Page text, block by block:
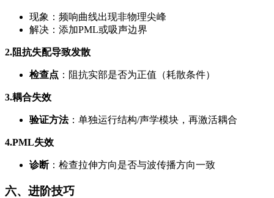
现象：频响曲线出现非物理尖峰
解决：添加PML或吸声边界
2.阻抗失配导致发散
检查点 ：阻抗实部是否为正值（耗散条件）
3.耦合失效
验证方法：单独运行结构/声学模块，再激活耦合
4.PML失效
诊断：检查拉伸方向是否与波传播方向一致
六、进阶技巧